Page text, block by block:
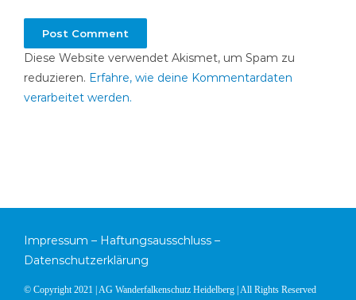
Diese Website verwendet Akismet, um Spam zu
reduzieren. Erfahre, wie deine Kommentardaten
verarbeitet werden.
Impressum – Haftungsausschluss –
Datenschutzerklärung
© Copyright 2021 | AG Wanderfalkenschutz Heidelberg | All Rights Reserved